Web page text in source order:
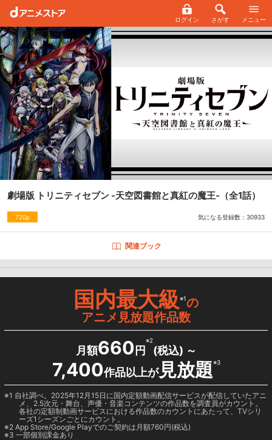
ログイン さがす メニュー
劇場版 トリニティセブン -天空図書館と真紅の魔王- （全1話）
720p 気になる登録数： 30933
関連ブック
国内最大級※1の
アニメ見放題作品数
月額660 円
※2
(税込) ～
7,400作品以上が見放題※3
1 自社調べ。2025年12月15日に国内定額動画配信サービスが配信していたアニ
メ、2.5次元・舞台、声優・音楽コンテンツの作品数を調査員がカウント。
各社の定額制動画サービスにおける作品数のカウントにあたって、TVシリ
ーズ1シーズンごとにカウント。
2 App Store/Google Playでのご契約は月額760円(税込)
3 一部個別課金あり